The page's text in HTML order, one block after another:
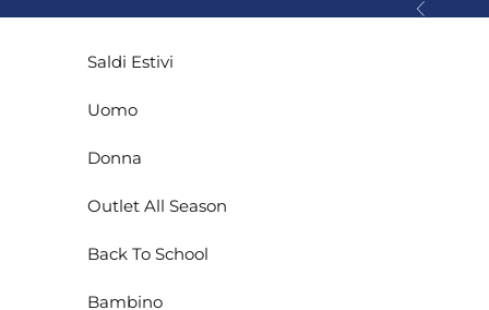
Precedente
Saldi Estivi
Uomo
Donna
Outlet All Season
Back To School
Bambino